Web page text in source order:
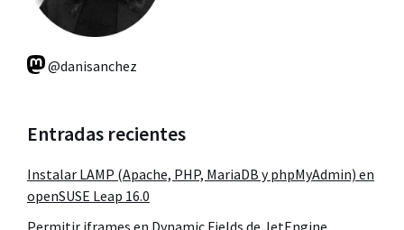
@danisanchez
Entradas recientes
Instalar LAMP (Apache, PHP, MariaDB y phpMyAdmin) en
openSUSE Leap 16.0
Permitir iframes en Dynamic Fields de JetEngine